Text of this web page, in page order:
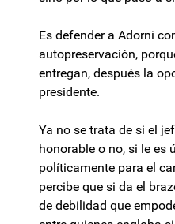
Es defender a Adorni
autopreservación,
entregan, después la
presidente.
Ya no se trata de si el
honorable o no, si le es
políticamente para el
percibe que si da el
de debilidad que